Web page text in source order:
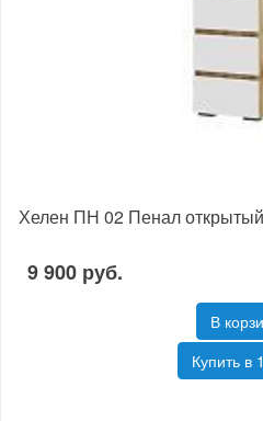
Хелен ПН 02 Пенал
9 900 руб.
В
Купить в